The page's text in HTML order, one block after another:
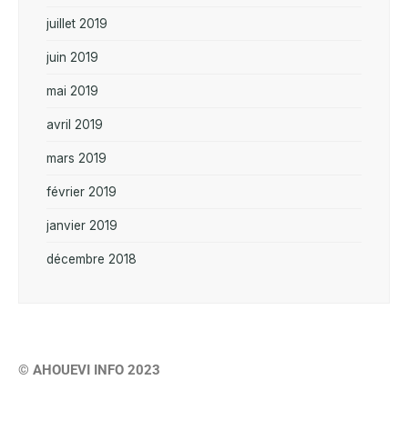
juillet 2019
juin 2019
mai 2019
avril 2019
mars 2019
février 2019
janvier 2019
décembre 2018
© AHOUEVI INFO 2023